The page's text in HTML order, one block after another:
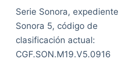
Serie Sonora, expediente
Sonora 5, código de
clasificación actual:
CGF.SON.M19.V5.0916